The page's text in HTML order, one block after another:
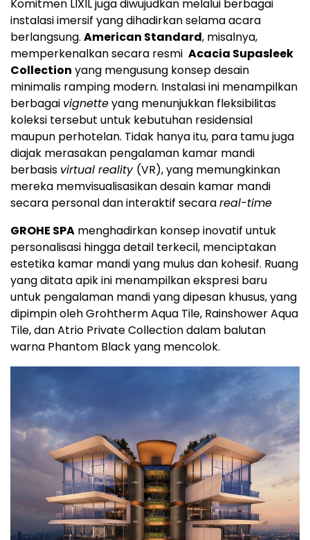
Komitmen LIXIL juga diwujudkan melalui berbagai
instalasi imersif yang dihadirkan selama acara
berlangsung. American Standard, misalnya,
memperkenalkan secara resmi Acacia Supasleek
Collection yang mengusung konsep desain
minimalis ramping modern. Instalasi ini menampilkan
berbagai vignetteyang menunjukkan fleksibilitas
koleksi tersebut untuk kebutuhan residensial
maupun perhotelan. Tidak hanya itu, para tamu juga
diajak merasakan pengalaman kamar mandi
berbasis virtual reality (VR), yang memungkinkan
mereka memvisualisasikan desain kamar mandi
secara personal dan interaktif secarareal-time
GROHE SPA menghadirkan konsep inovatif untuk
personalisasi hingga detail terkecil, menciptakan
estetika kamar mandi yang mulus dan kohesif. Ruang
yang ditata apik ini menampilkan ekspresi baru
untuk pengalaman mandi yang dipesan khusus, yang
dipimpin oleh Grohtherm Aqua Tile, Rainshower Aqua
Tile, dan Atrio Private Collection dalam balutan
warna Phantom Black yang mencolok.